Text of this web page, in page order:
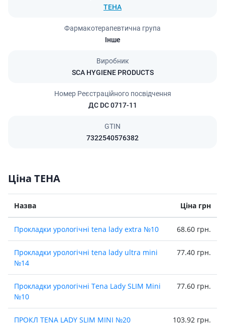
ТЕНА
Фармакотерапевтична група
Інше
Виробник
SCA HYGIENE PRODUCTS
Номер Реєстраційного посвідчення
ДС DC 0717-11
GTIN
7322540576382
Ціна ТЕНА
Назва Ціна грн
Прокладки урологiчнi tena lady extra №10 68.60 грн.
Прокладки урологiчнi tena lady ultra mini
№14
77.40 грн.
Прокладки урологiчнi Tena Lady SLIM Mini
№10
77.60 грн.
ПРОКЛ TENA LADY SLIM MINІ №20 103.92 грн.